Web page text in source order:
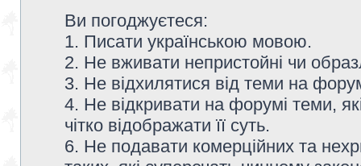
Ви погоджуєтеся:
1. Писати українською мовою.
2. Не вживати непристойні чи
3. Не відхилятися від теми на
4. Не відкривати на форумі теми,
чітко відображати її суть.
6. Не подавати комерційних та